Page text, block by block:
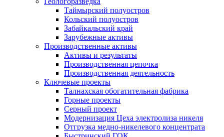
Таймырский полуостров
Кольский полуостров
Забайкальский край
Зарубежные активы
Производственные активы
Активы и результаты
Производственная цепочка
Производственная деятельность
Ключевые проекты
Талнахская обогатительная фабрика
Горные проекты
Серный проект
Модернизация Цеха электролиза никеля
Отгрузка медно-никелевого концентрата